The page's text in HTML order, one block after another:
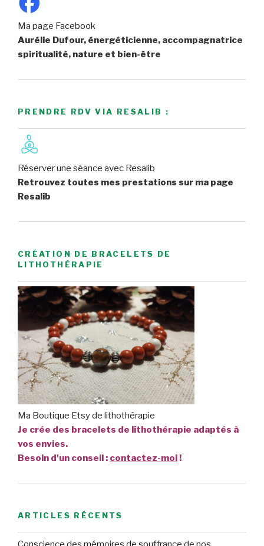
Ma page Facebook
Aurélie Dufour, énergéticienne, accompagnatrice
spiritualité, nature et bien-être
PRENDRE RDV VIA RESALIB :
Réserver une séance avec Resalib
Retrouvez toutes mes prestations sur ma page
Resalib
CRÉATION DE BRACELETS DE
LITHOTHÉRAPIE
Ma Boutique Etsy de lithothérapie
Je crée des bracelets de lithothérapie adaptés à
vos envies.
Besoin d'un conseil : contactez-moi!
ARTICLES RÉCENTS